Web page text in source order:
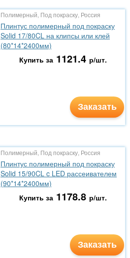
Полимерный, Под покраску, Россия
Плинтус полимерный под покраску
Solid 17/80CL на клипсы или клей
(80*14*2400мм)
Купить за 1121.4 р/шт.
Заказать
Полимерный, Под покраску, Россия
Плинтус полимерный под покраску
Solid 15/90CL c LED рассеивателем
(90*14*2400мм)
Купить за 1178.8 р/шт.
Заказать